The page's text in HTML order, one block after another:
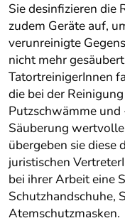
Sie desinfizieren die
zudem Geräte auf,
verunreinigte
nicht mehr
TatortreinigerInnen
die bei der
Putzschwämme
Säuberung
übergeben sie diese
juristischen
bei ihrer Arbeit eine
Schutzhandschuhe,
Atemschutzmasken.